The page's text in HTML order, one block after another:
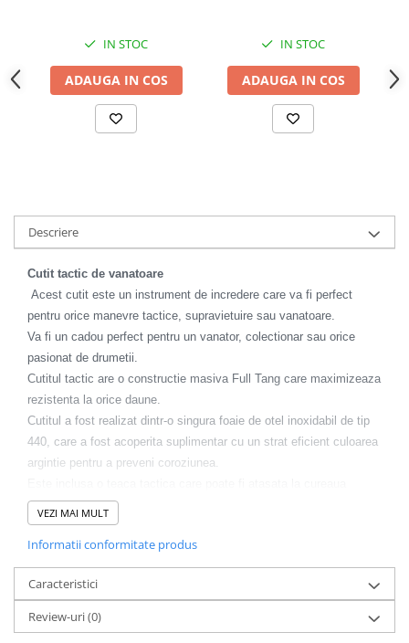
Cutite macelarie
Accesori casa & gradina
Accesorii gratar
Accesorii mese si scaune
Ascutitoare si seturi de ascutire
cutite
Corpuri de iluminat
Electrocasnice
Incubatoare oua
Mori cereale si furaje
ELECTRONICE
Baterii telefoane
Baterii si acumulatori
Stative
Cantare electronice comerciale
Casti audio telefoane
INSTRUMENTE MUZICALE
Accesorii chitara
IN STOC
ADAUGA IN COS
IN STOC
ADAUGA IN COS
Descriere
Cutit tactic de vanatoare
Acest cutit este un instrument de incredere care va fi perfect
pentru orice manevre tactice, supravietuire sau vanatoare.
Va fi un cadou perfect pentru un vanator, colectionar sau orice
pasionat de drumetii.
Cutitul tactic are o constructie masiva Full Tang care maximizeaza
rezistenta la orice daune.
Cutitul a fost realizat dintr-o singura foaie de otel inoxidabil de tip
440, care a fost acoperita suplimentar cu un strat eficient culoarea
argintie pentru a preveni coroziunea.
pantalonilor tai.
Date tehnice:
Tip cutit: cu lama fixa
Tip lama: neteda
Lungime totala: 350 mm
Lungimea lamei: 220 mm
Lungimea manerului: 130 mm
VEZI MAI MULT
Informatii conformitate produs
Caracteristici
Review-uri(0)